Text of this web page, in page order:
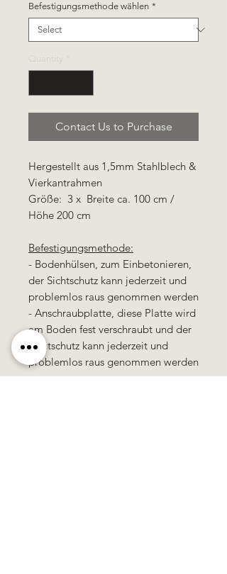
Befestigungsmethode wählen *
Quantity
Contact Us to Purchase
Hergestellt aus 1,5mm Stahlblech &
Vierkantrahmen
Größe: 3 x Breite ca. 100 cm /
Höhe 200 cm
Befestigungsmethode:
- Bodenhülsen, zum Einbetonieren,
der Sichtschutz kann jederzeit und
problemlos raus genommen werden
- Anschraubplatte, diese Platte wird
am Boden fest verschraubt und der
Sichtschutz kann jederzeit und
problemlos raus genommen werden